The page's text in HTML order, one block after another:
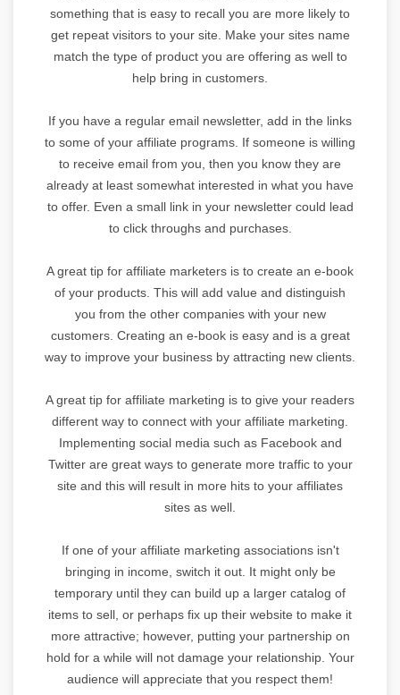
something that is easy to recall you are more likely to
get repeat visitors to your site. Make your sites name
match the type of product you are offering as well to
help bring in customers.
If you have a regular email newsletter, add in the links
to some of your affiliate programs. If someone is willing
to receive email from you, then you know they are
already at least somewhat interested in what you have
to offer. Even a small link in your newsletter could lead
to click throughs and purchases.
A great tip for affiliate marketers is to create an e-book
of your products. This will add value and distinguish
you from the other companies with your new
customers. Creating an e-book is easy and is a great
way to improve your business by attracting new clients.
A great tip for affiliate marketing is to give your readers
different way to connect with your affiliate marketing.
Implementing social media such as Facebook and
Twitter are great ways to generate more traffic to your
site and this will result in more hits to your affiliates
sites as well.
If one of your affiliate marketing associations isn't
bringing in income, switch it out. It might only be
temporary until they can build up a larger catalog of
items to sell, or perhaps fix up their website to make it
more attractive; however, putting your partnership on
hold for a while will not damage your relationship. Your
audience will appreciate that you respect them!